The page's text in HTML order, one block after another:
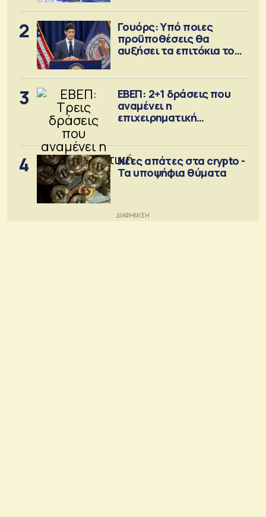
2
Γουόρς: Υπό ποιες
προϋποθέσεις θα
αυξήσει τα επιτόκια τον
3
ΕΒΕΠ: 2+1 δράσεις που
αναμένει η
επιχειρηματική
4
Νέες απάτες στα crypto -
Τα υποψήφια θύματα